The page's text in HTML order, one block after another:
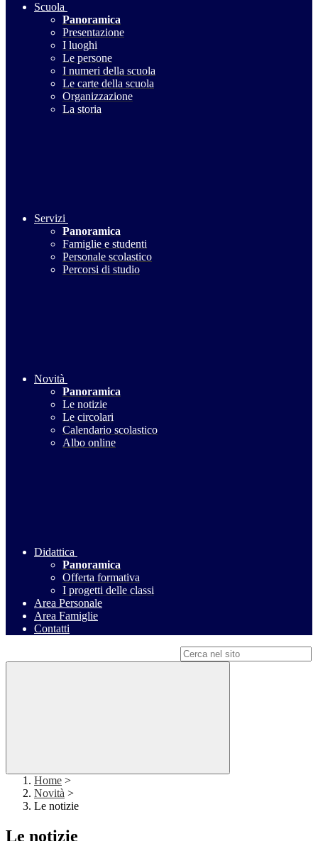
Scuola
Panoramica
Presentazione
I luoghi
Le persone
I numeri della scuola
Le carte della scuola
Organizzazione
La storia
Servizi
Panoramica
Famiglie e studenti
Personale scolastico
Percorsi di studio
Novità
Panoramica
Le notizie
Le circolari
Calendario scolastico
Albo online
Didattica
Panoramica
Offerta formativa
I progetti delle classi
Area Personale
Area Famiglie
Contatti
Home >
Novità >
Le notizie
Le notizie